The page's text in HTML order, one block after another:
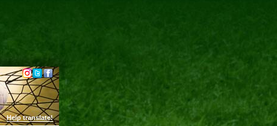
Help translate!